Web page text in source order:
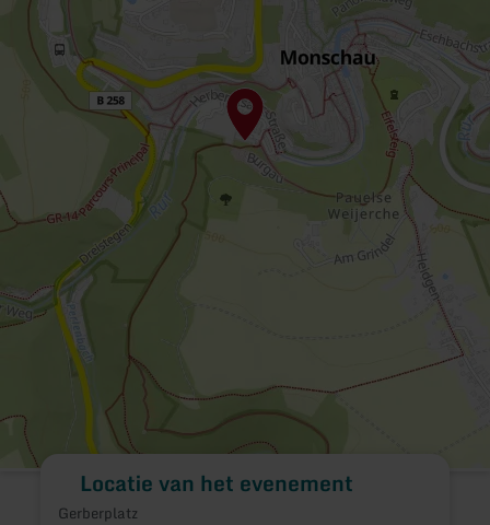
Locatie van het evenement
Gerberplatz